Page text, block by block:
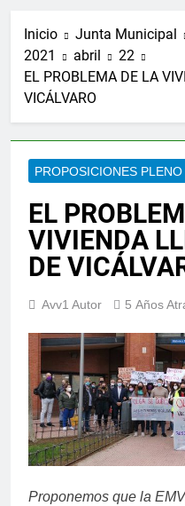
Inicio Junta Municipal
2021
abril
22
EL PROBLEMA DE LA
VICÁLVARO
PROPOSICIONES PLENO
EL
VIVIENDA
DE
Avv1 Autor 5 Años
Proponemos que la